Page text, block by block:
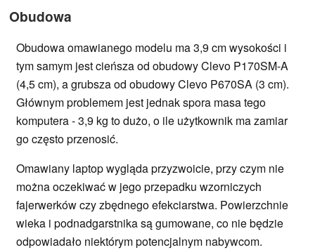
Obudowa
Obudowa omawianego modelu ma 3,9 cm wysokości i
tym samym jest cieńsza od obudowy Clevo P170SM-A
(4,5 cm), a grubsza od obudowy Clevo P670SA (3 cm).
Głównym problemem jest jednak spora masa tego
komputera - 3,9 kg to dużo, o ile użytkownik ma zamiar
go często przenosić.
Omawiany laptop wygląda przyzwoicie, przy czym nie
można oczekiwać w jego przepadku wzorniczych
fajerwerków czy zbędnego efekciarstwa. Powierzchnie
wieka i podnadgarstnika są gumowane, co nie będzie
odpowiadało niektórym potencjalnym nabywcom.